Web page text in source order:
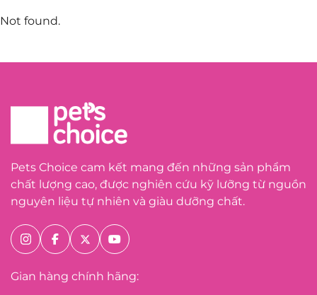
Not found.
Pets Choice cam kết mang đến những sản phẩm
chất lượng cao, được nghiên cứu kỹ lưỡng từ nguồn
nguyên liệu tự nhiên và giàu dưỡng chất.
Gian hàng chính hãng: